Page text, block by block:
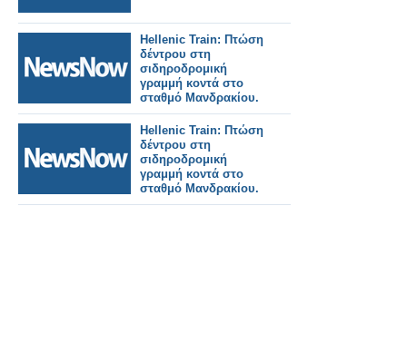
Hellenic Train: Πτώση
δέντρου στη
σιδηροδρομική
γραμμή κοντά στο
σταθμό Μανδρακίου.
Hellenic Train: Πτώση
δέντρου στη
σιδηροδρομική
γραμμή κοντά στο
σταθμό Μανδρακίου.